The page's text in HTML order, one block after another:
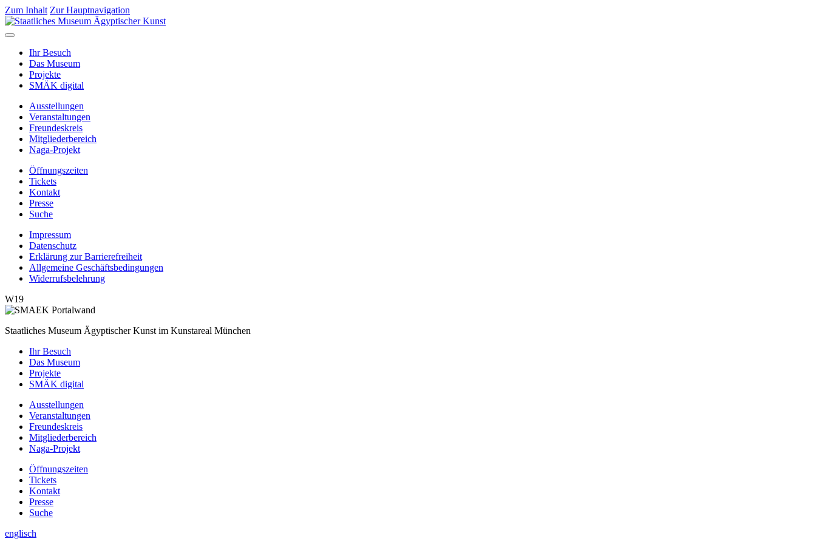
Zum Inhalt Zur Hauptnavigation
Ihr Besuch
Das Museum
Projekte
SMÄK digital
Ausstellungen
Veranstaltungen
Freundeskreis
Mitgliederbereich
Naga-Projekt
Öffnungszeiten
Tickets
Kontakt
Presse
Suche
Impressum
Datenschutz
Erklärung zur Barrierefreiheit
Allgemeine Geschäftsbedingungen
Widerrufsbelehrung
W19
Staatliches Museum Ägyptischer Kunst im Kunstareal München
Ihr Besuch
Das Museum
Projekte
SMÄK digital
Ausstellungen
Veranstaltungen
Freundeskreis
Mitgliederbereich
Naga-Projekt
Öffnungszeiten
Tickets
Kontakt
Presse
Suche
englisch